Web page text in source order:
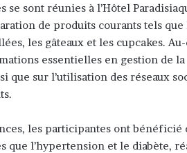
sont réunies à l’Hôtel
de produits courants tels que
les gâteaux et les cupcakes.
essentielles en gestion de
que sur l’utilisation des réseaux
les participantes ont bénéficié
que l’hypertension et le diabète,
du
conseil,
Jean-
Emmanuel
nommé
Pondi